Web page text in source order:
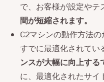
で、お客様が設定やテ
間が短縮されます。
C2マシンの動作方法の
すでに最適化されてい
ンスが大幅に向上する
に、最適化されたサイ